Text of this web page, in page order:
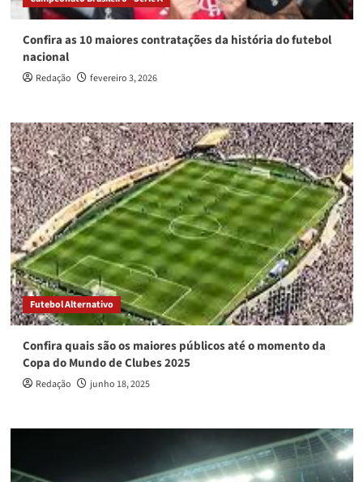
Confira as 10 maiores contratações da história do futebol
nacional
Redação fevereiro 3, 2026
Futebol Alternativo
Confira quais são os maiores públicos até o momento da
Copa do Mundo de Clubes 2025
Redação junho 18, 2025